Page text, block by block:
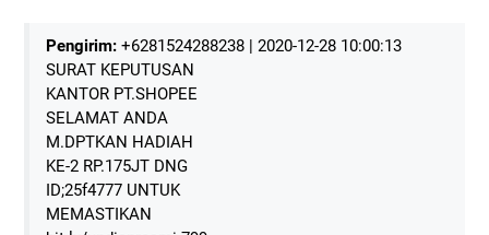
Pengirim: +6281524288238 | 2020-12-28 10:00:13
SURAT KEPUTUSAN
KANTOR PT.SHOPEE
SELAMAT ANDA
M.DPTKAN HADIAH
KE-2 RP.175JT DNG
ID;25f4777 UNTUK
MEMASTIKAN